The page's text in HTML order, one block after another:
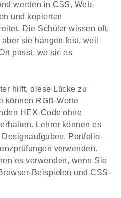
werden in CSS, Web-
und kopierten
Die Schüler wissen oft,
sie hängen fest, weil
passt, wo sie es
hilft, diese Lücke zu
können RGB-Werte
HEX-Code ohne
Lehrer können es
Portfolio-
verwenden.
es verwenden, wenn Sie
Beispielen und CSS-